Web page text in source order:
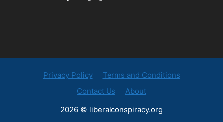
Privacy Policy
Terms and Conditions
Contact Us
About
2026 © liberalconspiracy.org